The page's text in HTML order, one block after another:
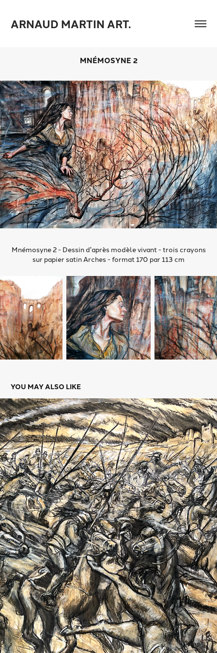
ARNAUD MARTIN ART.
MNÉMOSYNE 2
Mnémosyne 2 - Dessin d'après modèle vivant - trois crayons
sur papier satin Arches - format 170 par 113 cm
YOU MAY ALSO LIKE
CAVALCADE
2025